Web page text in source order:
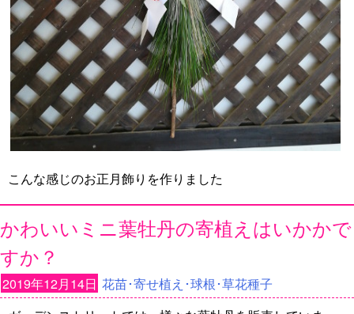
こんな感じのお正月飾りを作りました
かわいいミニ葉牡丹の寄植えはいかかで
すか？
2019年12月14日 花苗･寄せ植え･球根･草花種子